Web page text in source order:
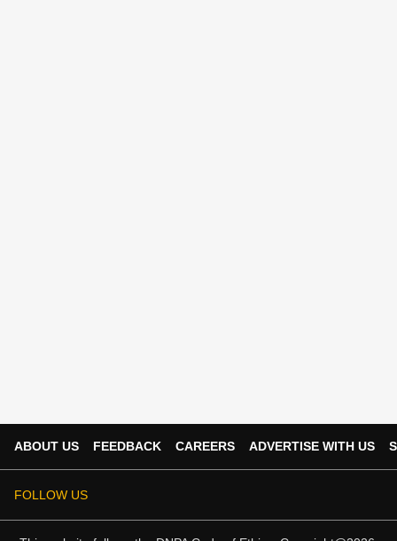
ABOUT US FEEDBACK CAREERS ADVERTISE WITH US
FOLLOW US